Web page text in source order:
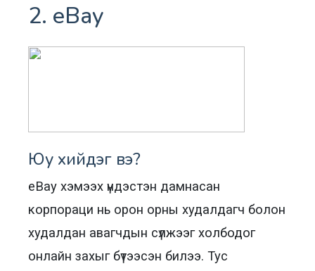
2. eBay
Юу хийдэг вэ?
eBay хэмээх үндэстэн дамнасан
корпораци нь орон орны худалдагч болон
худалдан авагчдын сүлжээг холбодог
онлайн захыг бүтээсэн билээ. Тус